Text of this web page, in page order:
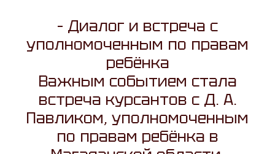
– Диалог и встреча с
уполномоченным по правам
ребёнка
Важным событием стала
встреча курсантов с Д. А.
Павликом, уполномоченным
по правам ребёнка в